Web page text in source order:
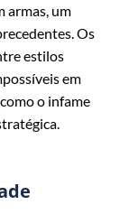
armas, um
Os
estilos
em
o infame